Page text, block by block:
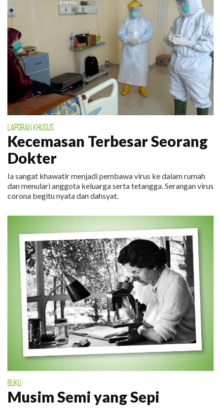
LAPORAN KHUSUS
Kecemasan Terbesar Seorang
Dokter
Ia sangat khawatir menjadi pembawa virus ke dalam rumah
dan menulari anggota keluarga serta tetangga. Serangan virus
corona begitu nyata dan dahsyat.
BUKU
Musim Semi yang Sepi